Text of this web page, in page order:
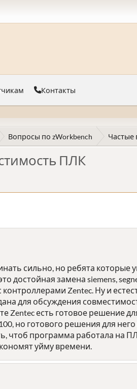
Контакты
Вопросы по zWorkbench Частые
ПЛК
сильно, но ребята которые
достойная замена siemens,
Zentec. Ну и
для обсуждения
Zentec есть готовое решение
но готового решения для
чтоб программа работала на
уйму времени.